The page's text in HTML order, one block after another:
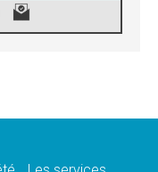
vers